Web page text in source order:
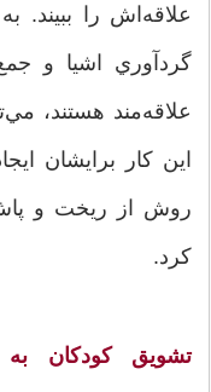
‌علاقه‌ا‌ش را ببيند.
گردآوري اشيا و
علاقه‌مند هستند،
اين کار برايشان
روش از ريخت و
كرد.
تشويق کودکان